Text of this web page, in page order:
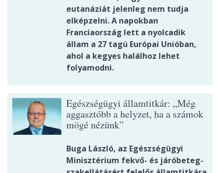
eutanáziát jelenleg nem tudja
elképzelni. A napokban
Franciaország lett a nyolcadik
állam a 27 tagú Európai Unióban,
ahol a kegyes halálhoz lehet
folyamodni.
Egészségügyi államtitkár: „Még
aggasztóbb a helyzet, ha a számok
mögé nézünk”
Buga László, az Egészségügyi
Minisztérium fekvő- és járóbeteg-